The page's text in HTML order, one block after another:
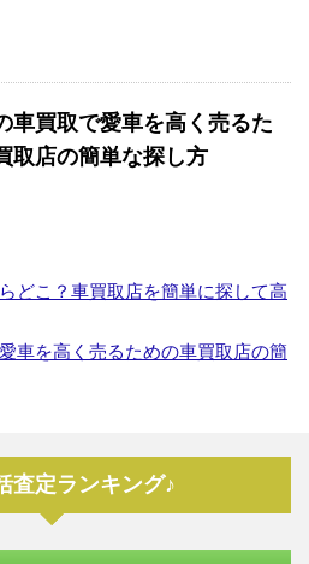
車買取で愛車を高く売るた
取店の簡単な探し方
どこ？車買取店を簡単に探して高
車を高く売るための車買取店の簡
査定ランキング♪